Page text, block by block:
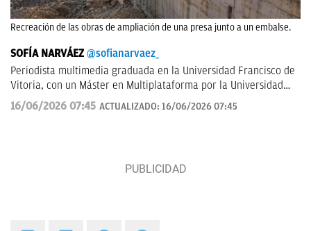
Recreación de las obras de ampliación de una presa junto a un embalse.
SOFÍA NARVÁEZ @sofianarvaez_
Periodista multimedia graduada en la Universidad Francisco de
Vitoria, con un Máster en Multiplataforma por la Universidad
Loyola. Editora en Lisa News con experiencia en CNN y ABC.
16/06/2026 07:45 ACTUALIZADO: 16/06/2026 07:45